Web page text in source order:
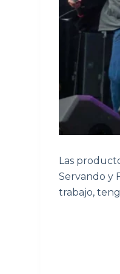
Las
Servando y
trabajo,